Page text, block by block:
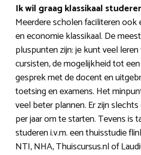
Ik wil graag klassikaal
Meerdere scholen faciliteren
en economie klassikaal. De
pluspunten zijn: je kunt veel leren
cursisten, de mogelijkheid tot
gesprek met de docent en
toetsing en examens. Het
veel beter plannen. Er zijn
per jaar om te starten. Tevens is
studeren i.v.m. een thuisstudie
NTI, NHA, Thuiscursus.nl of